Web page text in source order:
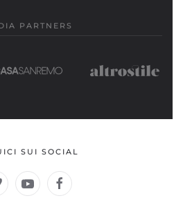
PARTNERS
SUI SOCIAL